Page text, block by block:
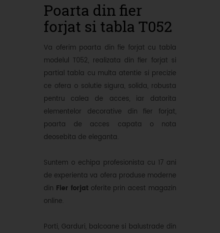
Poarta din fier
forjat si tabla T052
Va oferim poarta din fie forjat cu tabla
modelul T052, realizata din fier forjat si
partial tabla cu multa atentie si precizie
ce ofera o solutie sigura, solida, robusta
pentru calea de acces, iar datorita
elementelor decorative din fier forjat,
poarta de acces capata o nota
deosebita de eleganta.
Suntem o echipa profesionista cu 17 ani
de experienta va ofera produse moderne
din Fier forjatoferite prin acest magazin
online.
Porti, Garduri, balcoane si balustrade din